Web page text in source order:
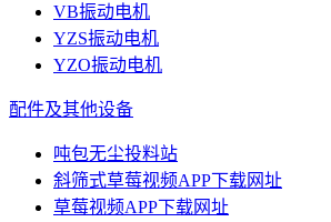
VB振动电机
YZS振动电机
YZO振动电机
配件及其他设备
吨包无尘投料站
斜筛式草莓视频APP下载网址
草莓视频APP下载网址